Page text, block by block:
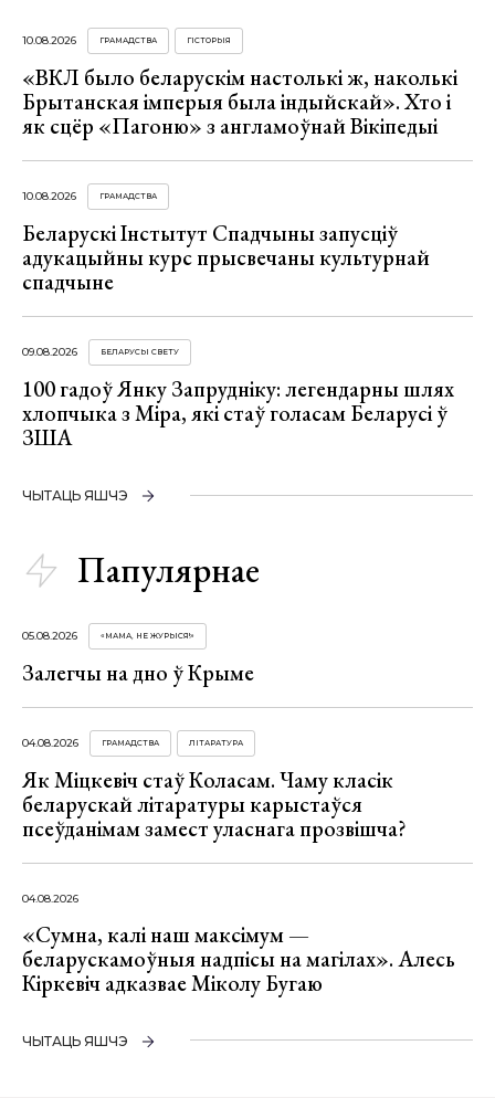
10.08.2026 ГРАМАДСТВА ГІСТОРЫЯ
«ВКЛ было беларускім настолькі ж, наколькі
Брытанская імперыя была індыйскай». Хто і
як сцёр «Пагоню» з англамоўнай Вікіпедыі
10.08.2026 ГРАМАДСТВА
Беларускі Інстытут Спадчыны запусціў
адукацыйны курс прысвечаны культурнай
спадчыне
09.08.2026 БЕЛАРУСЫ СВЕТУ
100 гадоў Янку Запрудніку: легендарны шлях
хлопчыка з Міра, які стаў голасам Беларусі ў
ЗША
ЧЫТАЦЬ ЯШЧЭ
Папулярнае
05.08.2026 «МАМА, НЕ ЖУРЫСЯ!»
Залегчы на дно ў Крыме
04.08.2026 ГРАМАДСТВА ЛІТАРАТУРА
Як Міцкевіч стаў Коласам. Чаму класік
беларускай літаратуры карыстаўся
псеўданімам замест уласнага прозвішча?
04.08.2026
«Сумна, калі наш максімум —
беларускамоўныя надпісы на магілах». Алесь
Кіркевіч адказвае Міколу Бугаю
ЧЫТАЦЬ ЯШЧЭ